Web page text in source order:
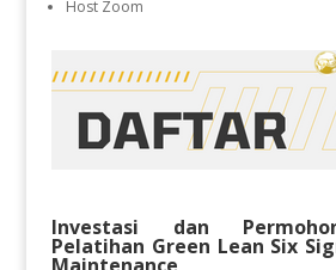
Host Zoom
Investasi dan
Pelatihan Green Lean Six